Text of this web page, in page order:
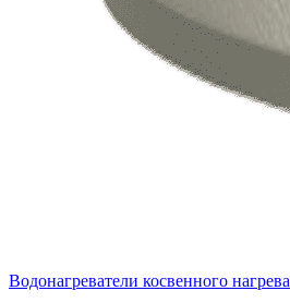
Водонагреватели косвенного нагрева